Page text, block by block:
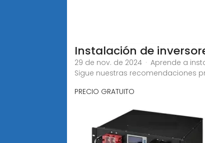
Instalación de
29 de nov. de 2024 · Aprende a
Sigue nuestras recomendaciones
PRECIO GRATUITO